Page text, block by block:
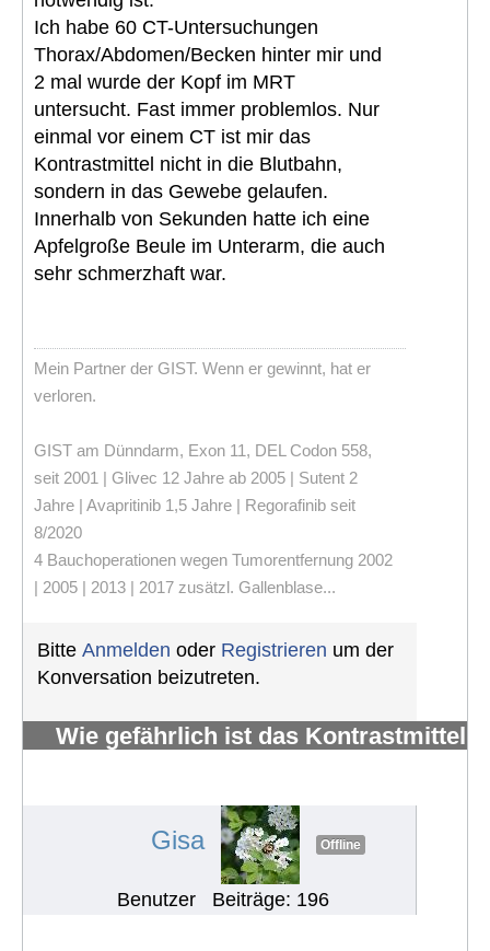
Ich habe 60 CT-Untersuchungen
Thorax/Abdomen/Becken hinter mir und
2 mal wurde der Kopf im MRT
untersucht. Fast immer problemlos. Nur
einmal vor einem CT ist mir das
Kontrastmittel nicht in die Blutbahn,
sondern in das Gewebe gelaufen.
Innerhalb von Sekunden hatte ich eine
Apfelgroße Beule im Unterarm, die auch
sehr schmerzhaft war.
Mein Partner der GIST. Wenn er gewinnt, hat er
verloren.
GIST am Dünndarm, Exon 11, DEL Codon 558,
seit 2001 | Glivec 12 Jahre ab 2005 | Sutent 2
Jahre | Avapritinib 1,5 Jahre | Regorafinib seit
8/2020
4 Bauchoperationen wegen Tumorentfernung 2002
| 2005 | 2013 | 2017 zusätzl. Gallenblase...
Bitte Anmelden oder Registrieren um der
Konversation beizutreten.
Wie gefährlich ist das Kontrastmittel
Gisa Offline
Benutzer Beiträge: 196